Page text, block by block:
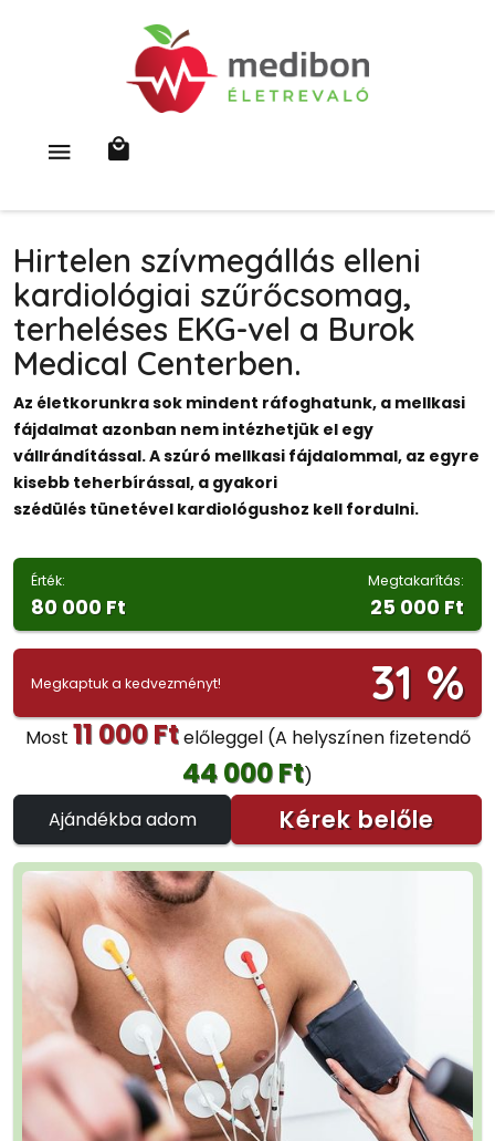
Hirtelen szívmegállás elleni
kardiológiai szűrőcsomag,
terheléses EKG-vel a Burok
Medical Centerben.
Az életkorunkra sok mindent ráfoghatunk, a mellkasi
fájdalmat azonban nem intézhetjük el egy
vállrándítással. A szúró mellkasi fájdalommal, az egyre
kisebb teherbírással, a gyakori
szédülés tünetével kardiológushoz kell fordulni.
Érték:
80 000 Ft
Megtakarítás:
25 000 Ft
Megkaptuk a kedvezményt! 31 %
Most 11 000 Ftelőleggel (A helyszínen fizetendő
44 000 Ft)
Ajándékba adom
Kérek belőle